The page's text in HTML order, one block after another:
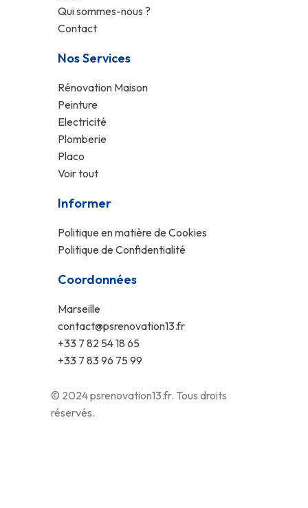
Qui sommes-nous ?
Contact
Nos Services
Rénovation Maison
Peinture
Electricité
Plomberie
Placo
Voir tout
Informer
Politique en matière de Cookies
Politique de Confidentialité
Coordonnées
Marseille
contact@psrenovation13.fr
+33 7 82 54 18 65
+33 7 83 96 75 99
© 2024 psrenovation13.fr. Tous droits
réservés.